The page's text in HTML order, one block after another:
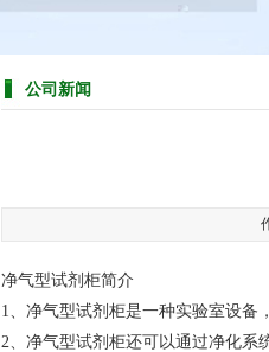
公司新闻
净气型试剂柜简介
1、净气型试剂柜是一种实验室设备
2、净气型试剂柜还可以通过净化系